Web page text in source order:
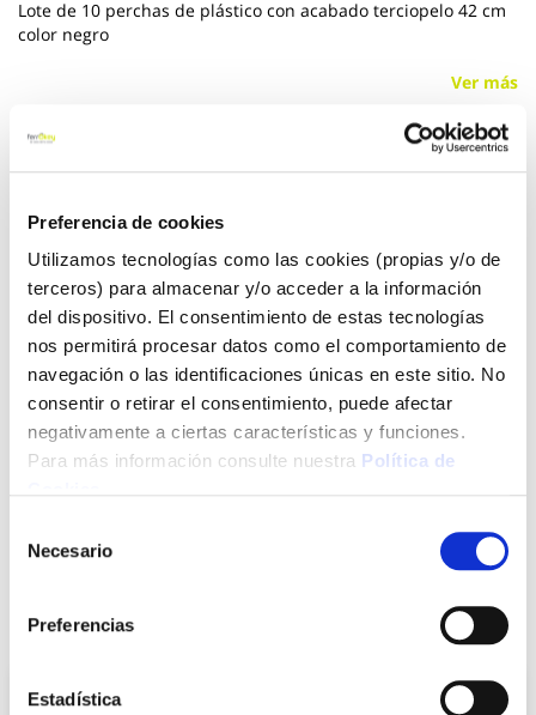
Preferencia de cookies
Utilizamos tecnologías como las cookies (propias y/o de
terceros) para almacenar y/o acceder a la información
del dispositivo. El consentimiento de estas tecnologías
nos permitirá procesar datos como el comportamiento de
navegación o las identificaciones únicas en este sitio. No
consentir o retirar el consentimiento, puede afectar
negativamente a ciertas características y funciones.
Para más información consulte nuestra Política de
Necesario
Preferencias
Estadística
Lote de 10 perchas de plástico con acabado terciopelo 42 cm
color negro
Ver más
5,45 €
Click&Collect - Recogida gratis
en nuestras tiendas
Envío a domicilio:
5 días hábiles
+ INFO
También te puede interesar